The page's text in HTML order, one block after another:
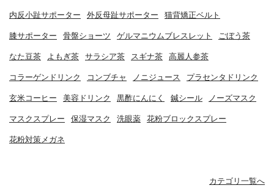
内反小趾サポーター 外反母趾サポーター 猫背矯正ベルト
膝サポーター 骨盤ショーツ ゲルマニウムブレスレット ごぼう茶
なた豆茶 よもぎ茶 サラシア茶 スギナ茶 高麗人参茶
コラーゲンドリンク コンブチャ ノニジュース プラセンタドリンク
玄米コーヒー 美容ドリンク 黒酢にんにく 鍼シール ノーズマスク
マスクスプレー 保湿マスク 洗眼薬 花粉ブロックスプレー
花粉対策メガネ
カテゴリ一覧へ